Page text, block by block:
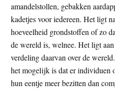
amandelstollen, gebakken
kadetjes voor iedereen. Het ligt
hoeveelheid grondstoffen of zo
de wereld is, welnee. Het ligt
verdeling daarvan over de
het mogelijk is dat er individuen
hun eentje meer bezitten dan